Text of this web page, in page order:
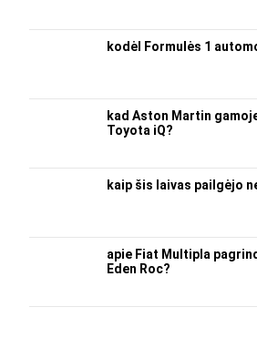
kodėl Formulės 1
kad Aston Martin
Toyota iQ?
kaip šis laivas pailgėjo
apie Fiat Multipla
Eden Roc?